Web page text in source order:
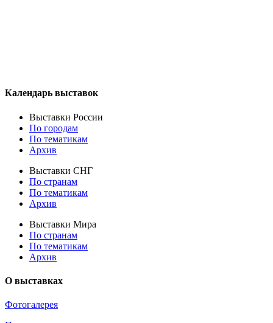
Календарь выставок
Выставки России
По городам
По тематикам
Архив
Выставки СНГ
По странам
По тематикам
Архив
Выставки Мира
По странам
По тематикам
Архив
О выставках
Фотогалерея